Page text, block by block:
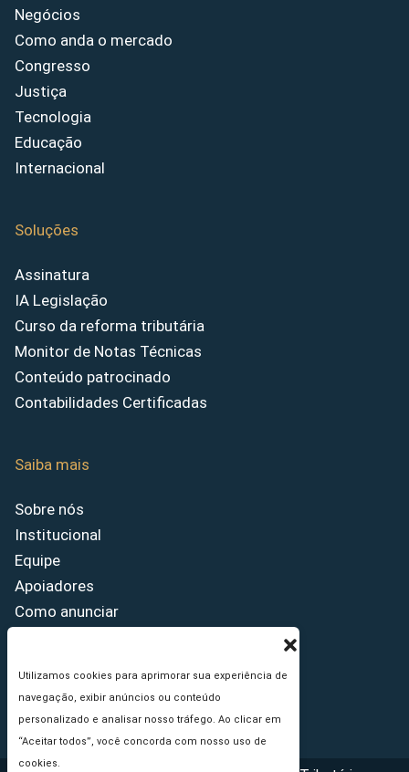
Utilizamos cookies para aprimorar sua experiência de
navegação, exibir anúncios ou conteúdo
personalizado e analisar nosso tráfego. Ao clicar em
“Aceitar todos”, você concorda com nosso uso de
cookies.
Negócios
Como anda o mercado
Congresso
Justiça
Tecnologia
Educação
Internacional
Soluções
Assinatura
IA Legislação
Curso da reforma tributária
Monitor de Notas Técnicas
Conteúdo patrocinado
Contabilidades Certificadas
Saiba mais
Sobre nós
Institucional
Equipe
Apoiadores
Como anunciar
Princípios Editoriais